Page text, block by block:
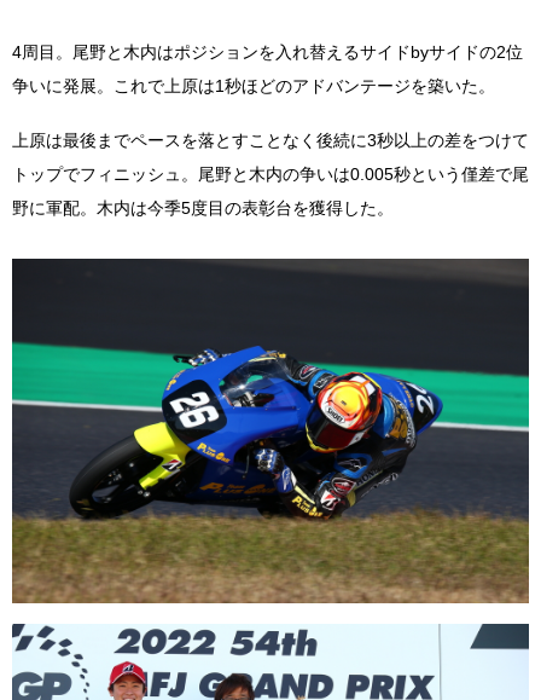
4周目。尾野と木内はポジションを入れ替えるサイドbyサイドの2位
争いに発展。これで上原は1秒ほどのアドバンテージを築いた。
上原は最後までペースを落とすことなく後続に3秒以上の差をつけて
トップでフィニッシュ。尾野と木内の争いは0.005秒という僅差で尾
野に軍配。木内は今季5度目の表彰台を獲得した。